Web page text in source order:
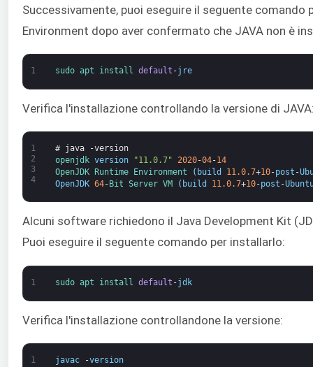
Successivamente, puoi eseguire il seguente comando
Environment dopo aver confermato che JAVA non è
1 sudo apt install default -jre
Verifica l'installazione controllando la versione di
1
2
3
4
# java -version
openjdk version "11.0.7" 2020-04-14
OpenJDK
Runtime Environment ( build 11.0.7+10-post -
OpenJDK 64-Bit Server VM ( build 11.0.7+10-post -
Alcuni software richiedono il Java Development Kit
Puoi eseguire il seguente comando per installarlo:
1 sudo apt install default -jdk
Verifica l'installazione controllandone la versione:
1 javac -version